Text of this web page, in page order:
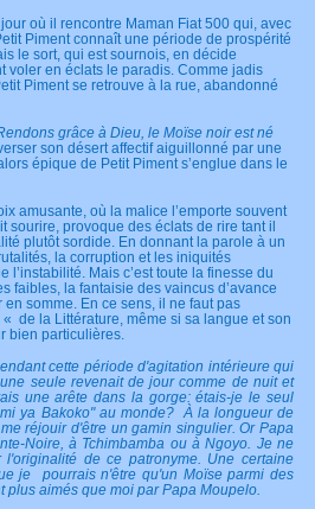
où il rencontre Maman Fiat 500 qui, avec
Piment connaît une période de prospérité
le sort, qui est sournois, en décide
voler en éclats le paradis. Comme jadis
Piment se retrouve à la rue, abandonné
grâce à Dieu, le Moïse noir est né
son désert affectif aiguillonné par une
épique de Petit Piment s’englue dans le
amusante, où la malice l’emporte souvent
sourire, provoque des éclats de rire tant il
plutôt sordide. En donnant la parole à un
la corruption et les iniquités
l’instabilité. Mais c’est toute la finesse du
faibles, la fantaisie des vaincus d’avance
somme. En ce sens, il ne faut pas
de la Littérature, même si sa langue et son
bien particulières.
cette période d'agitation intérieure qui
seule revenait de jour comme de nuit et
une arête dans la gorge: étais-je le seul
ya Bakoko" au monde? À la longueur de
réjouir d'être un gamin singulier. Or Papa
Noire, à Tchimbamba ou à Ngoyo. Je ne
de ce patronyme. Une certaine
je pourrais n'être qu'un Moïse parmi des
aimés que moi par Papa Moupelo.